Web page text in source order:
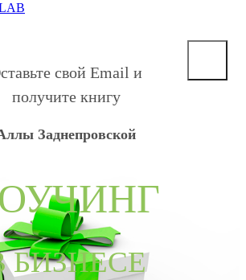
свой Email и
получите книгу
Заднепровской
БИЗНЕСЕ